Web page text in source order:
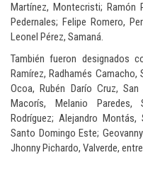
Martínez, Montecristi; Ramón
Pedernales; Felipe Romero,
Leonel Pérez, Samaná.
También fueron designados
Ramírez, Radhamés
Ocoa, Rubén Darío Cruz,
Macorís, Melanio Paredes,
Rodríguez; Alejandro
Santo Domingo Este;
Jhonny Pichardo, Valverde,